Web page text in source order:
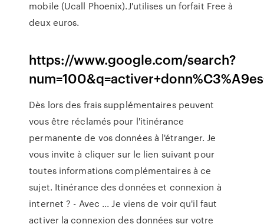
mobile (Ucall Phoenix).J'utilises un forfait Free à
deux euros.
https://www.google.com/search?
Dès lors des frais supplémentaires peuvent
vous être réclamés pour l'itinérance
permanente de vos données à l'étranger. Je
vous invite à cliquer sur le lien suivant pour
toutes informations complémentaires à ce
sujet. Itinérance des données et connexion à
internet ? - Avec ... Je viens de voir qu'il faut
activer la connexion des données sur votre